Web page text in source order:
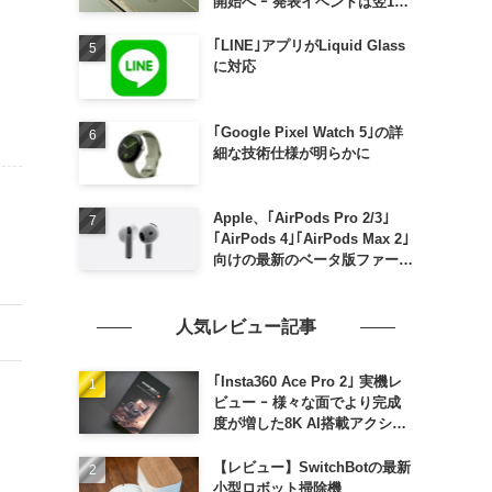
｢LINE｣アプリがLiquid Glass
に対応
｢Google Pixel Watch 5｣の詳
細な技術仕様が明らかに
Apple、｢AirPods Pro 2/3｣
｢AirPods 4｣｢AirPods Max 2｣
向けの最新のベータ版ファーム
人気レビュー記事
｢Insta360 Ace Pro 2｣ 実機レ
ビュー ｰ 様々な面でより完成
度が増した8K AI搭載アクショ
【レビュー】SwitchBotの最新
小型ロボット掃除機